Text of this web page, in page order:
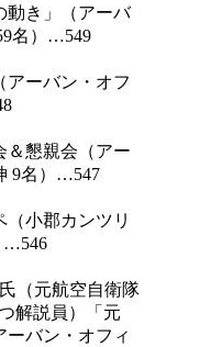
動き」（アーバ
名）…549
アーバン・オフ
＆懇親会（アー
9名）…547
（小郡カンツリ
…546
（元航空自衛隊
解説員）「元
ーバン・オフィ